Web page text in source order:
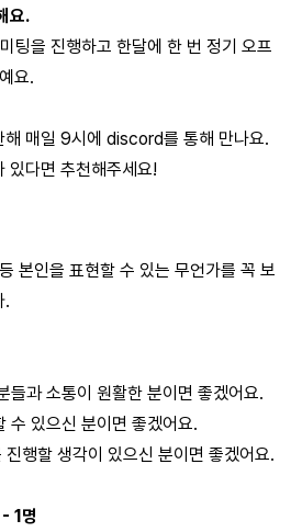
요.
팅을 진행하고 한달에 한 번 정기 오프
요.
해 매일 9시에 discord를 통해 만나요.
있다면 추천해주세요!
본인을 표현할 수 있는 무언가를 꼭 보
.
들과 소통이 원활한 분이면 좋겠어요.
수 있으신 분이면 좋겠어요.
행할 생각이 있으신 분이면 좋겠어요.
1명